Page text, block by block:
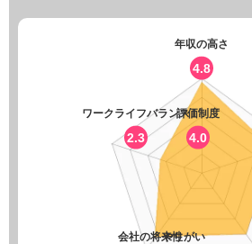
年収の高さ
4.8
評価制度
4.0
やりがい
会社の将来性
ワークライフバランス
2.3